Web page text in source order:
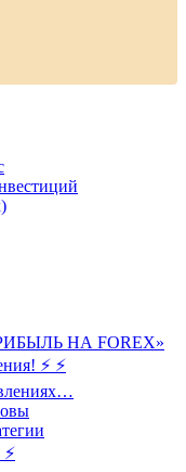
НА FOREX»
⚡ ⚡